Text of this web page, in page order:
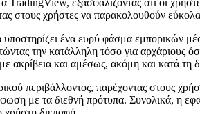
στους χρήστες να παρακολουθούν εύκολα
υποστηρίζει ένα ευρύ φάσμα
την κατάλληλη τόσο για
ακρίβεια και αμέσως, ακόμη και κατά τη
περιβάλλοντος, παρέχοντας στους
με τα διεθνή πρότυπα. Συνολικά, η